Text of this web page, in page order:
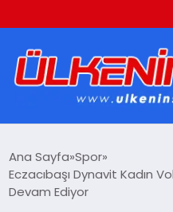
EKONOMI
Ana Sayfa Spor
Eczacıbaşı Dynavit Kadın
Devam Ediyor